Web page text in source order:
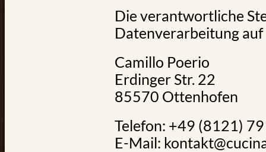
Die verantwortliche
Datenverarbeitung
Camillo Poerio
Erdinger Str. 22
85570 Ottenhofen
Telefon: +49 (8121)
E-Mail: